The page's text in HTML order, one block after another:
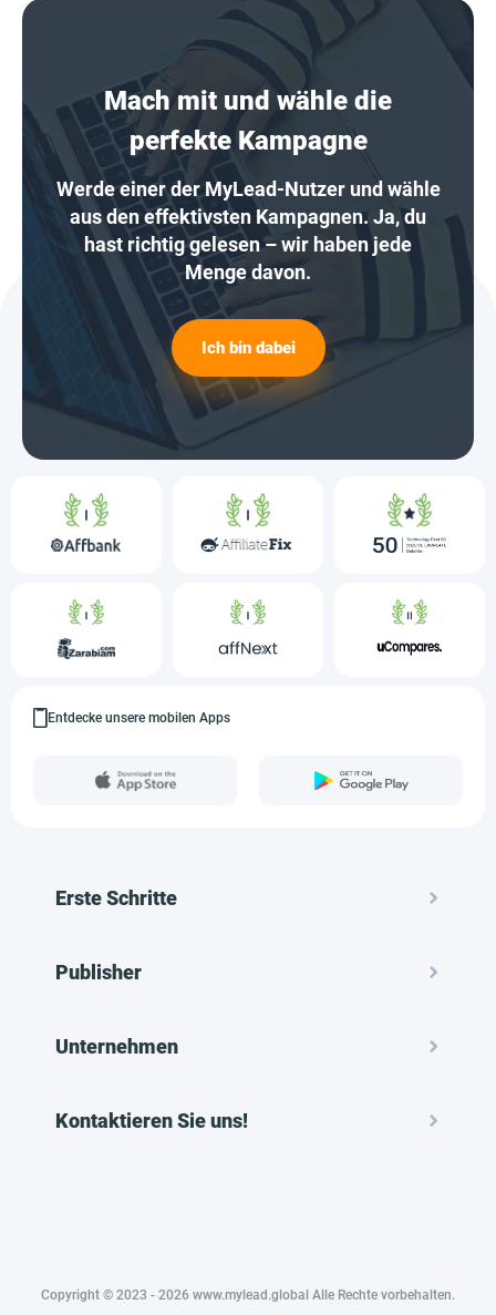
Mach mit und wähle die
perfekte Kampagne
Werde einer der MyLead-Nutzer und wähle
aus den effektivsten Kampagnen. Ja, du
hast richtig gelesen – wir haben jede
Menge davon.
Ich bin dabei
Entdecke unsere mobilen Apps
Erste Schritte
Publisher
Unternehmen
Kontaktieren Sie uns!
Copyright © 2023 - 2026 www.mylead.global Alle Rechte vorbehalten.